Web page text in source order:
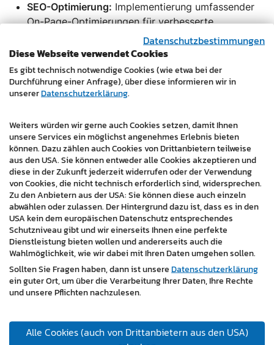
SEO-Optimierung: Implementierung umfassender
On-Page-Optimierungen für verbesserte
Sichtbarkeit in Suchmaschinen.
Content-Marketing-Strategie:Entwicklung eines
Redaktionsplans für zielgruppengerechte Inhalte.
Kundenfeedback:Die Zufriedenheit des Kunden
Marketingverantwortliche der Fuchs Josef Holding,
wider: "Ein sehr nettes, kompetentes Team, auf das
immer Verlass ist ... Empfehle ich sehr gerne weiter!"
Fazit:Dieser Relaunch markiert einen bedeutenden
Schritt für Fuchs Service, um sich im digitalen Zeitalter
als innovatives und kundenorientiertes Unternehmen zu
positionieren. Die neue Website vereint moderne
Technologie mit zielgruppengerechter Ansprache und
schafft damit eine solide Basis für
Neukundengewinnung, Vertrauensbildung und
langfristiges Unternehmenswachstum.
Datenschutzbestimmungen
Diese Webseite verwendet Cookies
Es gibt technisch notwendige Cookies (wie etwa bei der
Durchführung einer Anfrage), über diese informieren wir in
unsererDatenschutzerklärung.
Weiters würden wir gerne auch Cookies setzen, damit Ihnen
unsere Services ein möglichst angenehmes Erlebnis bieten
können. Dazu zählen auch Cookies von Drittanbietern teilweise
aus den USA. Sie können entweder alle Cookies akzeptieren und
diese in der Zukunft jederzeit widerrufen oder der Verwendung
von Cookies, die nicht technisch erforderlich sind, widersprechen.
Zu den Anbietern aus der USA: Sie können diese auch einzeln
abwählen oder zulassen. Der Hintergrund dazu ist, dass es in den
USA kein dem europäischen Datenschutz entsprechendes
Schutzniveau gibt und wir einerseits Ihnen eine perfekte
Dienstleistung bieten wollen und andererseits auch die
Wahlmöglichkeit, wie wir dabei mit Ihren Daten umgehen sollen.
Sollten Sie Fragen haben, dann ist unsereDatenschutzerklärung
ein guter Ort, um über die Verarbeitung Ihrer Daten, Ihre Rechte
und unsere Pflichten nachzulesen.
Alle Cookies (auch von Drittanbietern aus den USA)